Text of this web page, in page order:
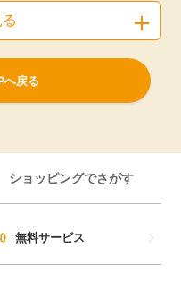
へ戻る
ショッピングでさがす
無料サービス